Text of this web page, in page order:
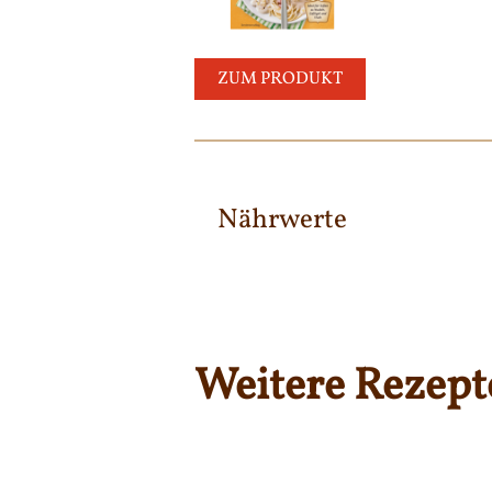
ZUM PRODUKT
Nährwerte
Weitere